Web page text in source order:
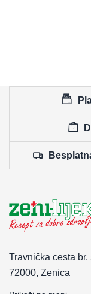
Travnička cesta br.
72000, Zenica